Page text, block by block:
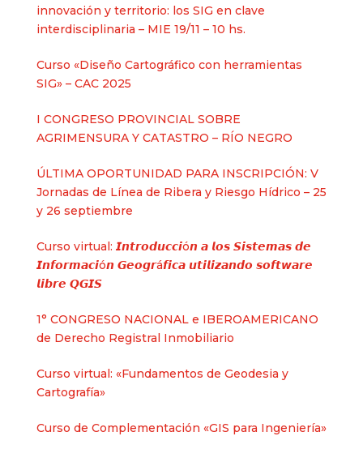
innovación y territorio: los SIG en clave
interdisciplinaria – MIE 19/11 – 10 hs.
Curso «Diseño Cartográfico con herramientas
SIG» – CAC 2025
I CONGRESO PROVINCIAL SOBRE
AGRIMENSURA Y CATASTRO – RÍO NEGRO
ÚLTIMA OPORTUNIDAD PARA INSCRIPCIÓN: V
Jornadas de Línea de Ribera y Riesgo Hídrico – 25
y 26 septiembre
Curso virtual: 𝙄𝙣𝙩𝙧𝙤𝙙𝙪𝙘𝙘𝙞ó𝙣 𝙖 𝙡𝙤𝙨 𝙎𝙞𝙨𝙩𝙚𝙢𝙖𝙨 𝙙𝙚
𝙄𝙣𝙛𝙤𝙧𝙢𝙖𝙘𝙞ó𝙣 𝙂𝙚𝙤𝙜𝙧á𝙛𝙞𝙘𝙖 𝙪𝙩𝙞𝙡𝙞𝙯𝙖𝙣𝙙𝙤 𝙨𝙤𝙛𝙩𝙬𝙖𝙧𝙚
𝙡𝙞𝙗𝙧𝙚 𝙌𝙂𝙄𝙎
1° CONGRESO NACIONAL e IBEROAMERICANO
de Derecho Registral Inmobiliario
Curso virtual: «Fundamentos de Geodesia y
Cartografía»
Curso de Complementación «GIS para Ingeniería»